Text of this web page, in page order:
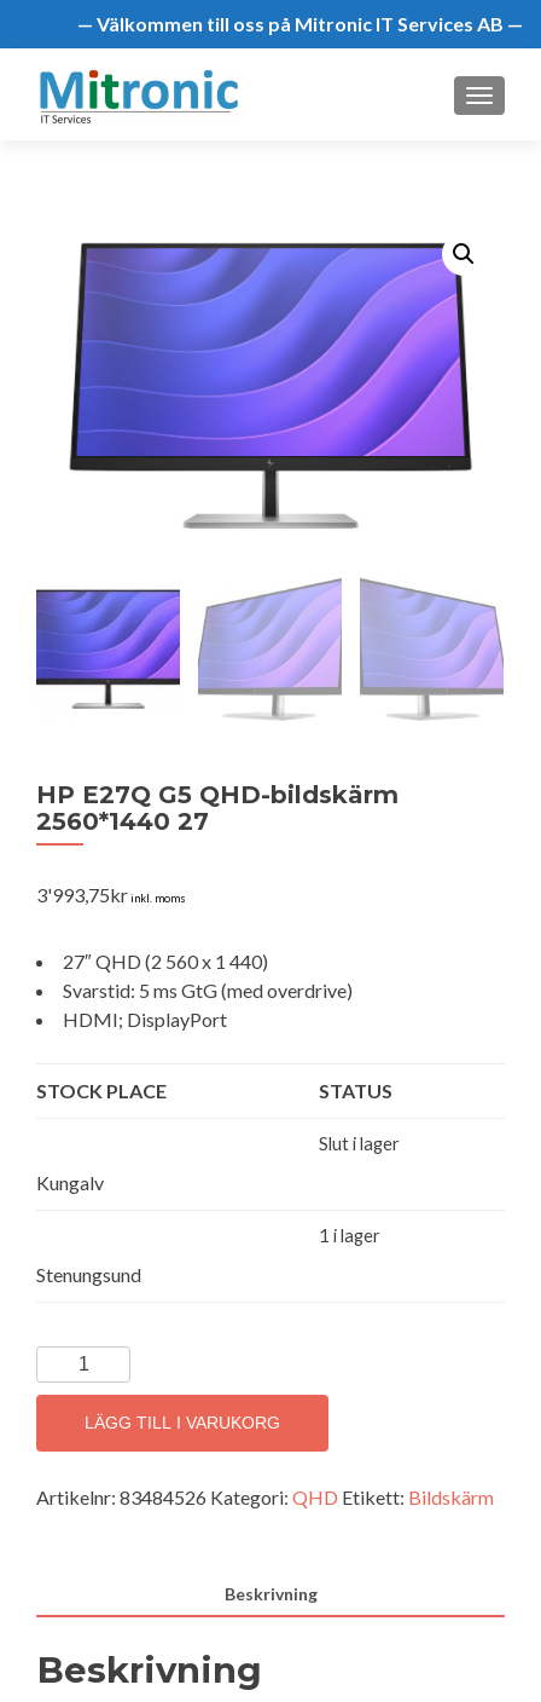
— Välkommen till oss på Mitronic IT Services AB —
MENU
HP E27Q G5 QHD-bildskärm
2560*1440 27
3'993,75krinkl. moms
27″ QHD (2 560 x 1 440)
Svarstid: 5 ms GtG (med overdrive)
HDMI; DisplayPort
STOCK PLACE STATUS
Kungalv
Slut i lager
Stenungsund
1 i lager
E27Q
QHD-
2560*1440
LÄGG TILL I VARUKORG
Artikelnr: 83484526 Kategori: QHD Etikett: Bildskärm
Beskrivning
Beskrivning